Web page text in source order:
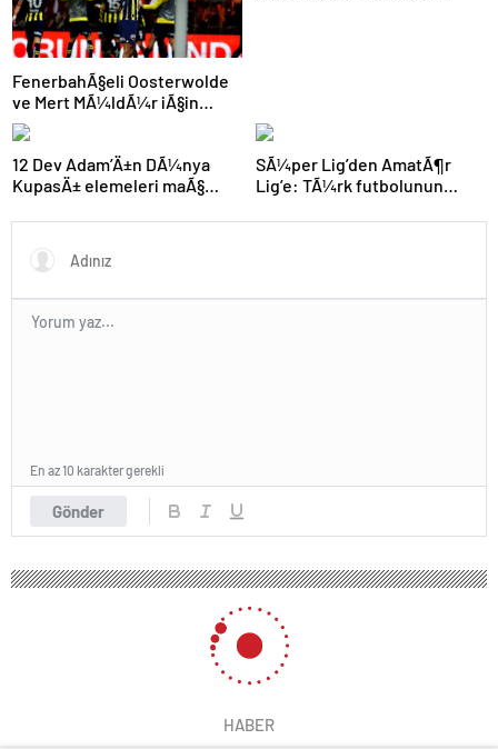
FenerbahÃ§eli Oosterwolde
ve Mert MÃ¼ldÃ¼r iÃ§in
olaylÄ± derbi davasÄ±nda
zorla getirme kararÄ±
12 Dev Adam’Ä±n DÃ¼nya
KupasÄ± elemeleri maÃ§
SÃ¼per Lig’den AmatÃ¶r
Lig’e: TÃ¼rk futbolunun
gÃ¶rdÃ¼
Gönder
En az 10 karakter gerekli
HABER